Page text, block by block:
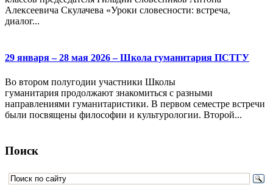
Алексеевича Скулачева «Уроки словесности: встреча,
диалог...
29 января – 28 мая 2026 – Школа гуманитария ПСТГУ
Во втором полугодии участники Школы
гуманитария продолжают знакомиться с разными
направлениями гуманитаристики. В первом семестре встречи
были посвящены философии и культурологии. Второй...
Поиск